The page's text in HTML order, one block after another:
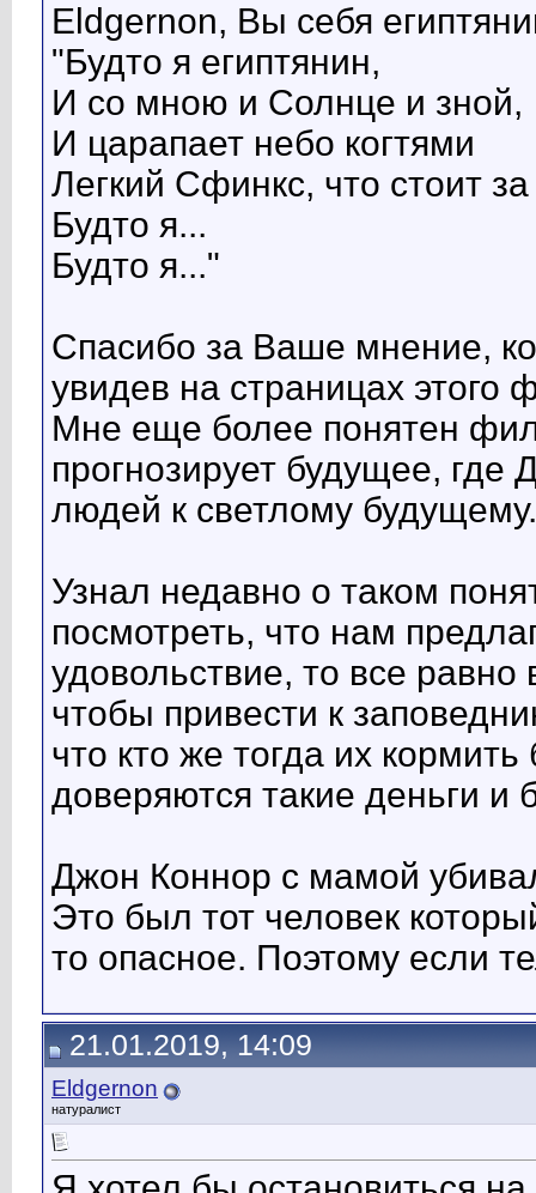
Eldgernon, Вы себя
"Будто я египтянин,
И со мною и Солнце и зной,
И царапает небо когтями
Легкий Сфинкс, что стоит
Будто я...
Будто я..."
Спасибо за Ваше мнение,
увидев на страницах этого
Мне еще более понятен
прогнозирует будущее,
людей к светлому будущему.
Узнал недавно о таком
посмотреть, что нам
удовольствие, то все
чтобы привести к
что кто же тогда их
доверяются такие деньги и
Джон Коннор с мамой
Это был тот человек
то опасное. Поэтому если
21.01.2019, 14:09
Eldgernon
натуралист